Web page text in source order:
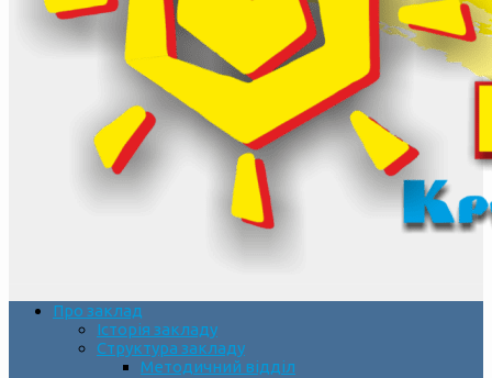
Про заклад
Історія закладу
Структура закладу
Методичний відділ